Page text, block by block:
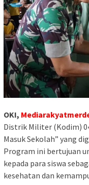
OKI,
Distrik Militer (Kodim)
Masuk Sekolah” yang
Program ini bertujuan
kepada para siswa
kesehatan dan